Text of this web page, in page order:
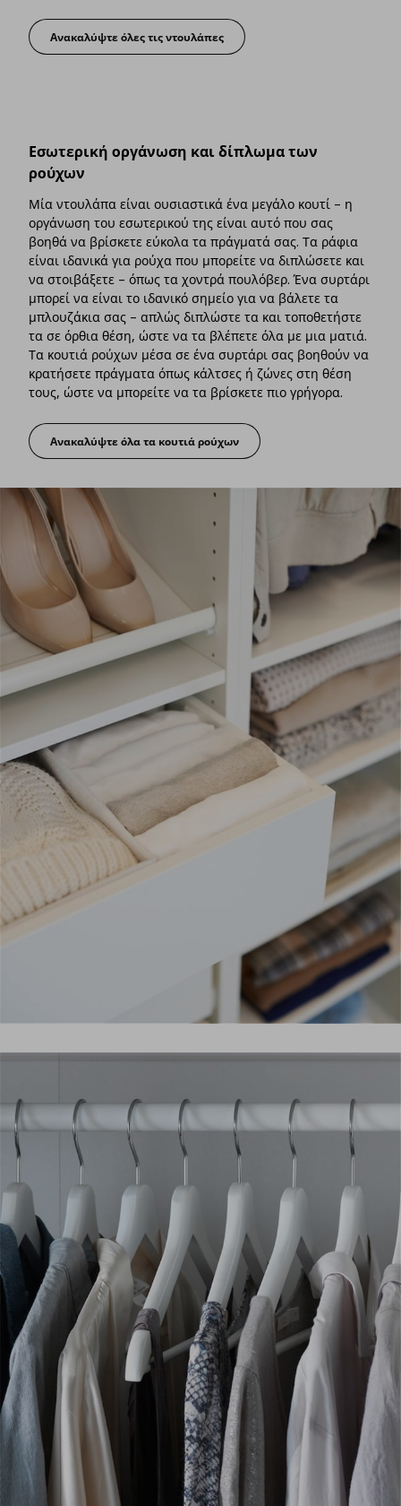
Ποιο μέγεθος να επιλέξετε;
Ανακαλύψτε όλες τις ντουλάπες
Εσωτερική οργάνωση και δίπλωμα των
ρούχων
Μία ντουλάπα είναι ουσιαστικά ένα μεγάλο κουτί – η
οργάνωση του εσωτερικού της είναι αυτό που σας
βοηθά να βρίσκετε εύκολα τα πράγματά σας. Τα ράφια
είναι ιδανικά για ρούχα που μπορείτε να διπλώσετε και
να στοιβάξετε – όπως τα χοντρά πουλόβερ. Ένα συρτάρι
μπορεί να είναι το ιδανικό σημείο για να βάλετε τα
μπλουζάκια σας – απλώς διπλώστε τα και τοποθετήστε
τα σε όρθια θέση, ώστε να τα βλέπετε όλα με μια ματιά.
Τα κουτιά ρούχων μέσα σε ένα συρτάρι σας βοηθούν να
κρατήσετε πράγματα όπως κάλτσες ή ζώνες στη θέση
τους, ώστε να μπορείτε να τα βρίσκετε πιο γρήγορα.
Εσωτερική οργάνωση και δίπλωμα των ρούχων
Ανακαλύψτε όλα τα κουτιά ρούχων